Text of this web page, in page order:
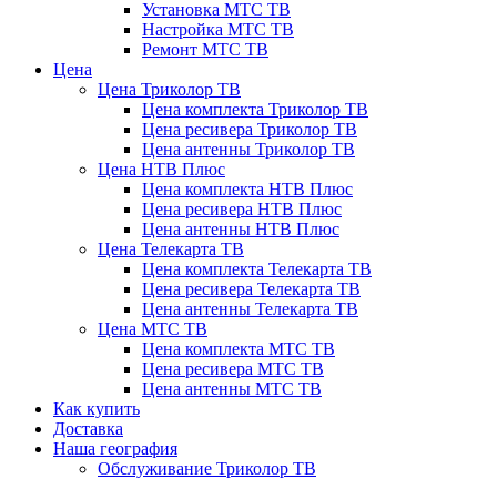
Установка МТС ТВ
Настройка МТС ТВ
Ремонт МТС ТВ
Цена
Цена Триколор ТВ
Цена комплекта Триколор ТВ
Цена ресивера Триколор ТВ
Цена антенны Триколор ТВ
Цена НТВ Плюс
Цена комплекта НТВ Плюс
Цена ресивера НТВ Плюс
Цена антенны НТВ Плюс
Цена Телекарта ТВ
Цена комплекта Телекарта ТВ
Цена ресивера Телекарта ТВ
Цена антенны Телекарта ТВ
Цена МТС ТВ
Цена комплекта МТС ТВ
Цена ресивера МТС ТВ
Цена антенны МТС ТВ
Как купить
Доставка
Наша география
Обслуживание Триколор ТВ